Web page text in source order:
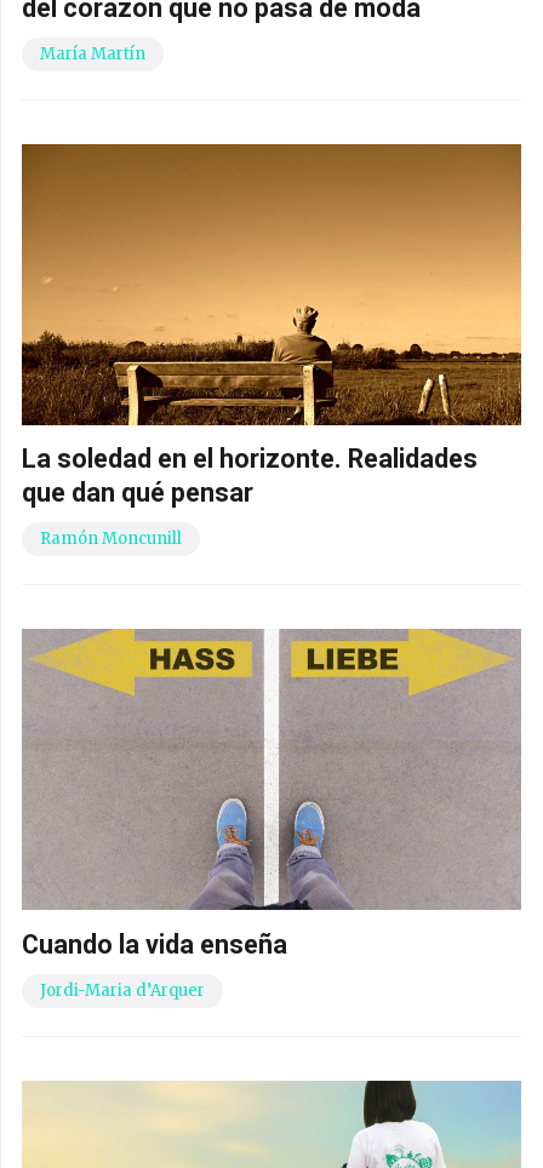
del corazón que no pasa de moda
María Martín
La soledad en el horizonte. Realidades
que dan qué pensar
Ramón Moncunill
Cuando la vida enseña
Jordi-Maria d’Arquer